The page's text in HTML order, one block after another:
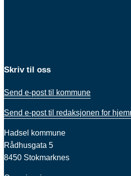
Skriv til oss
Send e-post til kommune
Send e-post til redaksjonen for
Hadsel kommune
Rådhusgata 5
8450 Stokmarknes